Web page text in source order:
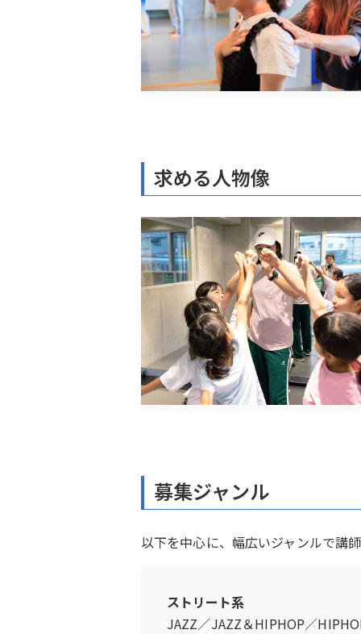
求める人物像
募集ジャンル
以下を中心に、幅広いジャンルで講
ストリート系
JAZZ／JAZZ＆HIPHOP／